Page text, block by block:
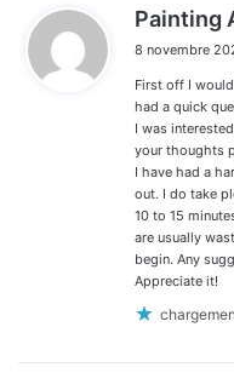
Painting
8 novembre
First off I
had a quick
I was
your thoughts
I have had a
out. I do take
10 to 15
are usually
begin. Any
Appreciate it!